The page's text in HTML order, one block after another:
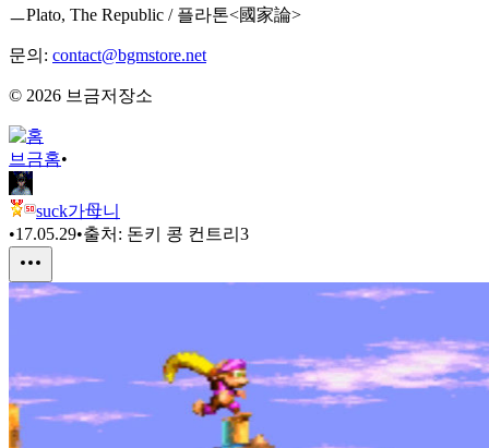
ㅡPlato, The Republic / 플라톤<國家論>
문의: contact@bgmstore.net
© 2026 브금저장소
브금홈•
suck가母니
•17.05.29•출처: 돈키 콩 컨트리3